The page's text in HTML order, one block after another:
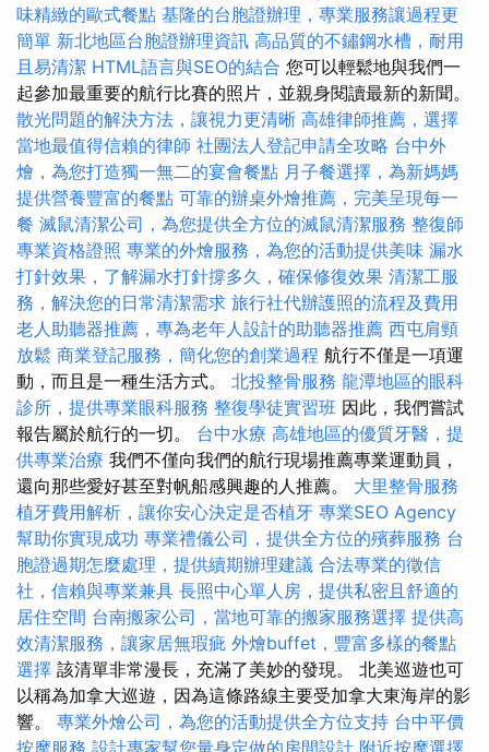
味精緻的歐式餐點 基隆的台胞證辦理，專業服務讓過程更
簡單 新北地區台胞證辦理資訊 高品質的不鏽鋼水槽，耐用
且易清潔 HTML語言與SEO的結合 您可以輕鬆地與我們一
起參加最重要的航行比賽的照片，並親身閱讀最新的新聞。
散光問題的解決方法，讓視力更清晰 高雄律師推薦，選擇
當地最值得信賴的律師 社團法人登記申請全攻略 台中外
燴，為您打造獨一無二的宴會餐點 月子餐選擇，為新媽媽
提供營養豐富的餐點 可靠的辦桌外燴推薦，完美呈現每一
餐 滅鼠清潔公司，為您提供全方位的滅鼠清潔服務 整復師
專業資格證照 專業的外燴服務，為您的活動提供美味 漏水
打針效果，了解漏水打針撐多久，確保修復效果 清潔工服
務，解決您的日常清潔需求 旅行社代辦護照的流程及費用
老人助聽器推薦，專為老年人設計的助聽器推薦 西屯肩頸
放鬆 商業登記服務，簡化您的創業過程 航行不僅是一項運
動，而且是一種生活方式。 北投整骨服務 龍潭地區的眼科
診所，提供專業眼科服務 整復學徒實習班 因此，我們嘗試
報告屬於航行的一切。 台中水療 高雄地區的優質牙醫，提
供專業治療 我們不僅向我們的航行現場推薦專業運動員，
還向那些愛好甚至對帆船感興趣的人推薦。 大里整骨服務
植牙費用解析，讓你安心決定是否植牙 專業SEO Agency
幫助你實現成功 專業禮儀公司，提供全方位的殯葬服務 台
胞證過期怎麼處理，提供續期辦理建議 合法專業的徵信
社，信賴與專業兼具 長照中心單人房，提供私密且舒適的
居住空間 台南搬家公司，當地可靠的搬家服務選擇 提供高
效清潔服務，讓家居無瑕疵 外燴buffet，豐富多樣的餐點
選擇 該清單非常漫長，充滿了美妙的發現。 北美巡遊也可
以稱為加拿大巡遊，因為這條路線主要受加拿大東海岸的影
響。 專業外燴公司，為您的活動提供全方位支持 台中平價
按摩服務 設計專家幫您量身定做的房間設計 附近按摩選擇